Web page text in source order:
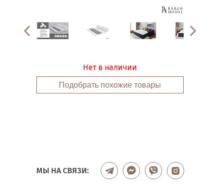
Нет в наличии
Подобрать похожие товары
МЫ НА СВЯЗИ: